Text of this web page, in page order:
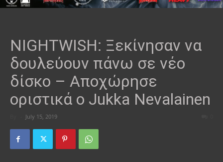
NIGHTWISH: Ξεκίνησαν να
δουλεύουν πάνω σε νέο
δίσκο – Αποχώρησε
οριστικά ο Jukka Nevalainen
July 15, 2019